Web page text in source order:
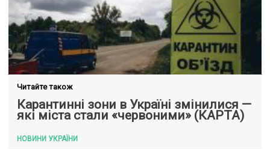
Читайте також
Карантинні зони в Україні змінилися —
які міста стали «червоними» (КАРТА)
НОВИНИ УКРАЇНИ